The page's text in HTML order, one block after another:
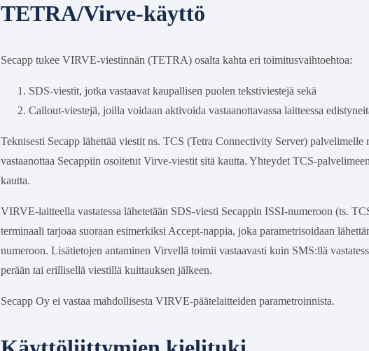
TETRA/Virve-käyttö
Secapp tukee VIRVE-viestinnän (TETRA) osalta kahta eri toimitusvaihtoehtoa:
SDS-viestit, jotka vastaavat kaupallisen puolen tekstiviestejä sekä
Callout-viestejä, joilla voidaan aktivoida vastaanottavassa laitteessa
Teknisesti Secapp lähettää viestit ns. TCS (Tetra Connectivity Server) palvelimelle
vastaanottaa Secappiin osoitetut Virve-viestit sitä kautta. Yhteydet TCS-
kautta.
VIRVE-laitteella vastatessa lähetetään SDS-viesti Secappin ISSI-numeroon (ts.
terminaali tarjoaa suoraan esimerkiksi Accept-nappia, joka parametrisoidaan
numeroon. Lisätietojen antaminen Virvellä toimii vastaavasti kuin SMS:llä
perään tai erillisellä viestillä kuittauksen jälkeen.
Secapp Oy ei vastaa mahdollisesta VIRVE-päätelaitteiden parametroinnista.